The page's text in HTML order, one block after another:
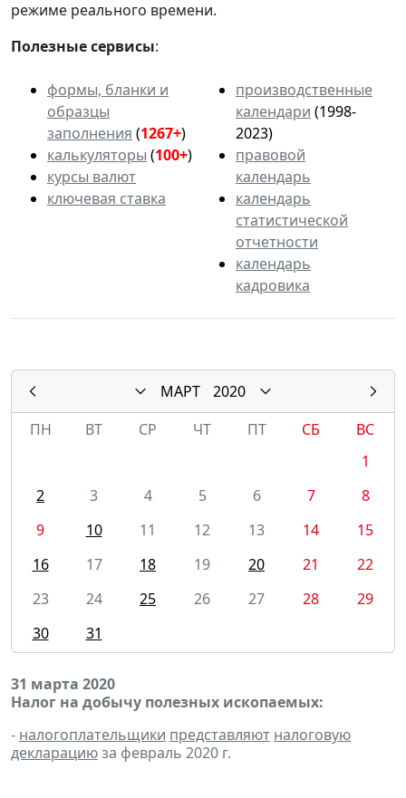
режиме реального времени.
Полезные сервисы:
формы, бланки и
образцы
заполнения (1267+)
калькуляторы (100+)
курсы валют
ключевая ставка
производственные
календари (1998-
2023)
правовой
календарь
календарь
статистической
отчетности
календарь
кадровика
МАРТ
2020
ПН
ВТ СР ЧТ ПТ СБ
ВС
1
2
3 4 5 6 7
8
9
10 11 12 13 14
15
16
17 18 19 20 21
22
23
24 25 26 27 28
29
30
31
31 марта 2020
Налог на добычу полезных ископаемых:
- налогоплательщики представляют налоговую
декларациюза февраль 2020 г.